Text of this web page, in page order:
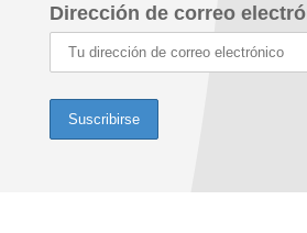
Dirección de correo